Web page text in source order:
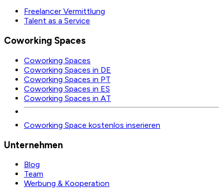
Freelancer Vermittlung
Talent as a Service
Coworking Spaces
Coworking Spaces
Coworking Spaces in DE
Coworking Spaces in PT
Coworking Spaces in ES
Coworking Spaces in AT
Coworking Space kostenlos inserieren
Unternehmen
Blog
Team
Werbung & Kooperation